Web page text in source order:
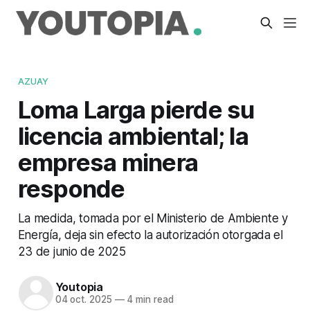
AZUAY
Loma Larga pierde su
licencia ambiental; la
empresa minera
responde
La medida, tomada por el Ministerio de Ambiente y
Energía, deja sin efecto la autorización otorgada el
23 de junio de 2025
Youtopia
04 oct. 2025 —4 min read